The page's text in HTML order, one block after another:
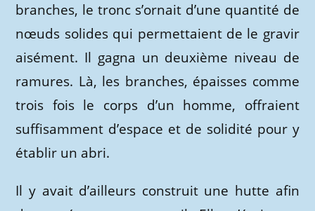
branches, le tronc s’ornait d’une quantité de
nœuds solides qui permettaient de le gravir
aisément. Il gagna un deuxième niveau de
ramures. Là, les branches, épaisses comme
trois fois le corps d’un homme, offraient
suffisamment d’espace et de solidité pour y
établir un abri.
Il y avait d’ailleurs construit une hutte afin